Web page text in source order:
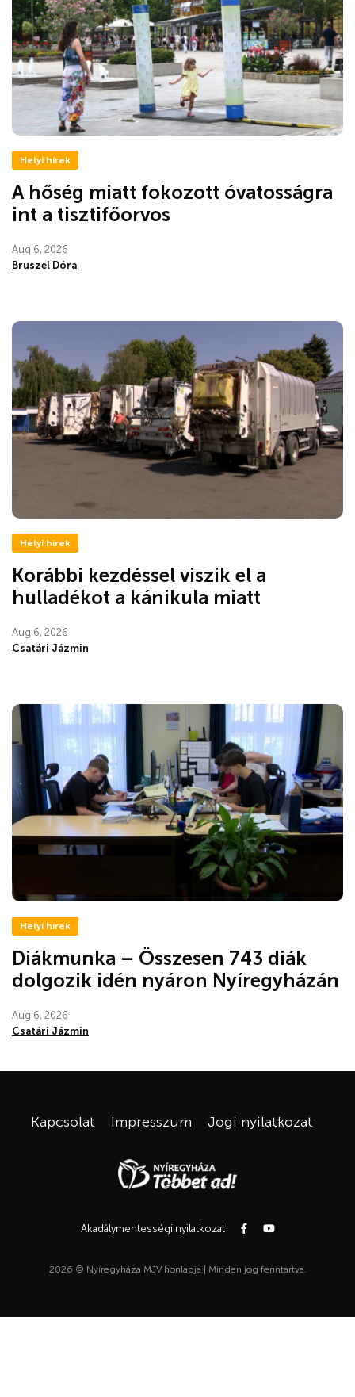
Helyi hírek
A hőség miatt fokozott óvatosságra
int a tisztifőorvos
Aug 6, 2026
Bruszel Dóra
Helyi hírek
Korábbi kezdéssel viszik el a
hulladékot a kánikula miatt
Aug 6, 2026
Csatári Jázmin
Helyi hírek
Diákmunka – Összesen 743 diák
dolgozik idén nyáron Nyíregyházán
Aug 6, 2026
Csatári Jázmin
Kapcsolat Impresszum Jogi nyilatkozat
Akadálymentességi nyilatkozat
2026 © Nyíregyháza MJV honlapja | Minden jog fenntartva.